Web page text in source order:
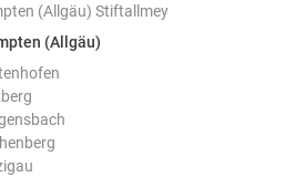
(Allgäu) Stiftallmey
(Allgäu)